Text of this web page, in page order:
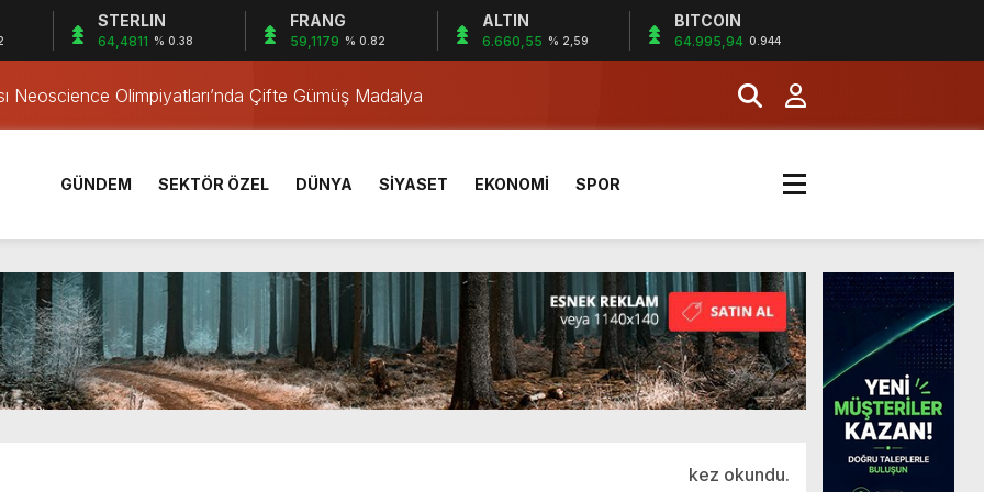
STERLIN
64,4811 % 0.38
FRANG
59,1179 % 0.82
ALTIN
6.660,55 % 2,59
BITCOIN
64.995,94 0.944
Neoscience Olimpiyatları’nda Çifte Gümüş Madalya
Öğrencilerinden ABD’de Tarihi Başarı: 6 Öğrenci 14 Madalya Kazandı
ve iskele yeniden hayat buluyor
İçin Çaba
Toplantısı
4 il başkanını daha görevden alacak
karşılama: Sizler tarihin doğru tarafındasınız
Neoscience Olimpiyatları’nda Çifte Gümüş Madalya
GÜNDEM SEKTÖR ÖZEL DÜNYA SİYASET EKONOMİ SPOR
kez okundu.